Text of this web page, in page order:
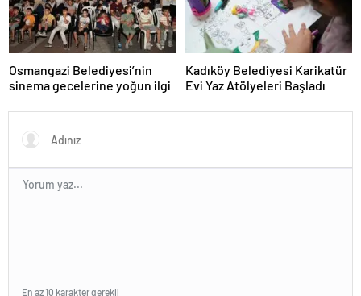
Osmangazi Belediyesi’nin
sinema gecelerine yoğun ilgi
Kadıköy Belediyesi Karikatür
Evi Yaz Atölyeleri Başladı
En az 10 karakter gerekli